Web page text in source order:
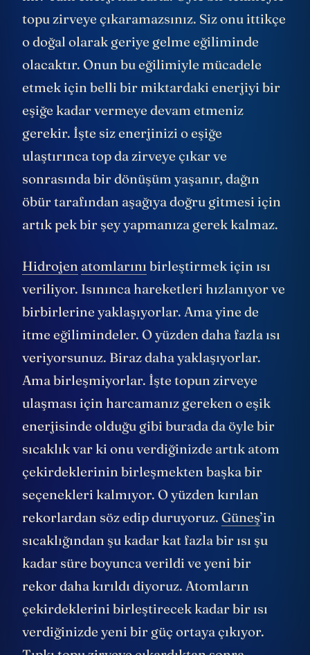
topu zirveye çıkaramazsınız. Siz onu ittikçe
o doğal olarak geriye gelme eğiliminde
olacaktır. Onun bu eğilimiyle mücadele
etmek için belli bir miktardaki enerjiyi bir
eşiğe kadar vermeye devam etmeniz
gerekir. İşte siz enerjinizi o eşiğe
ulaştırınca top da zirveye çıkar ve
sonrasında bir dönüşüm yaşanır, dağın
öbür tarafından aşağıya doğru gitmesi için
artık pek bir şey yapmanıza gerek kalmaz.
Hidrojen atomlarını birleştirmek için ısı
veriliyor. Isınınca hareketleri hızlanıyor ve
birbirlerine yaklaşıyorlar. Ama yine de
itme eğilimindeler. O yüzden daha fazla ısı
veriyorsunuz. Biraz daha yaklaşıyorlar.
Ama birleşmiyorlar. İşte topun zirveye
ulaşması için harcamanız gereken o eşik
enerjisinde olduğu gibi burada da öyle bir
sıcaklık var ki onu verdiğinizde artık atom
çekirdeklerinin birleşmekten başka bir
seçenekleri kalmıyor. O yüzden kırılan
rekorlardan söz edip duruyoruz. Güneş’in
sıcaklığından şu kadar kat fazla bir ısı şu
kadar süre boyunca verildi ve yeni bir
rekor daha kırıldı diyoruz. Atomların
çekirdeklerini birleştirecek kadar bir ısı
verdiğinizde yeni bir güç ortaya çıkıyor.